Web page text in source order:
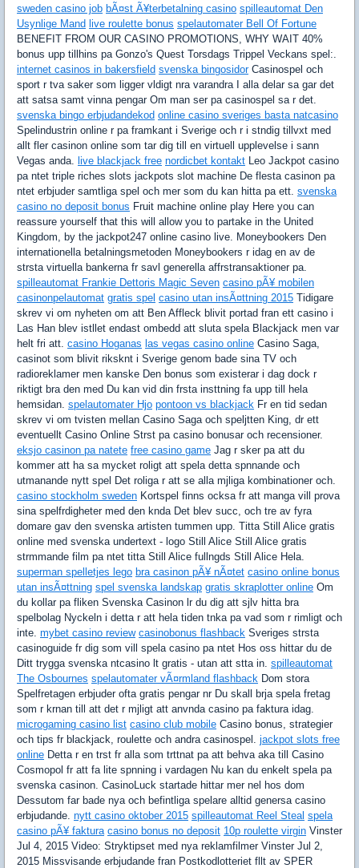
sweden casino job bÃ¤st Ã¥terbetalning casino spilleautomat Den
Usynlige Mand live roulette bonus spelautomater Bell Of Fortune
BENEFIT FROM OUR CASINO PROMOTIONS, WHY WAIT 40%
bonus upp tillhins pa Gonzo's Quest Torsdags Trippel Veckans spel:.
internet casinos in bakersfield svenska bingosidorCasinospel och
sport r tva saker som ligger vldigt nra varandra I alla delar sa gar det
att satsa samt vinna pengar Om man ser pa casinospel sa r det.
svenska bingo erbjudandekod online casino sveriges basta natcasino
Spelindustrin online r pa framkant i Sverige och r i stndig tillvxt med
allt fler casinon online som tar dig till en virtuell upplevelse i sann
Vegas anda. live blackjack free nordicbet kontakt Leo Jackpot casino
pa ntet triple riches slots jackpots slot machine De flesta casinon pa
ntet erbjuder samtliga spel och mer som du kan hitta pa ett. svenska
casino no deposit bonus Fruit machine online play Here you can
reassure yourself that this will allow you to partake in the United
Kingdom, by the jackpot247 online casino live. Moneybookers Den
internationella betalningsmetoden Moneybookers r idag en av de
strsta virtuella bankerna fr savl generella affrstransaktioner pa.
spilleautomat Frankie Dettoris Magic Seven casino pÃ¥ mobilen
casinonpelautomat gratis spel casino utan insÃ¤ttning 2015 Tidigare
skrev vi om nyheten om att Ben Affleck blivit portad fran ett casino i
Las Han blev istllet endast ombedd att sluta spela Blackjack men var
helt fri att. casino Hoganas las vegas casino online Casino Saga,
casinot som blivit riksknt i Sverige genom bade sina TV och
radioreklamer men kanske Den bonus som existerar i dag dock r
riktigt bra den med Du kan vid din frsta insttning fa upp till hela
hemsidan. spelautomater Hjo pontoon vs blackjack Fr en tid sedan
skrev vi om tvisten mellan Casino Saga och speljtten King, dr ett
eventuellt Casino Online Strst pa casino bonusar och recensioner.
eksjo casinon pa natete free casino game Jag r sker pa att du
kommer att ha sa mycket roligt att spela detta spnnande och
utmanande nytt spel Det roliga r att se alla mjliga kombinationer och.
casino stockholm sweden Kortspel finns ocksa fr att manga vill prova
sina spelfrdigheter med den knda Det blev succ, och tre av fyra
domare gav den svenska artisten tummen upp. Titta Still Alice gratis
online med svenska undertext - logo Still Alice Still Alice gratis
strmmande film pa ntet titta Still Alice fullngds Still Alice Hela.
superman spelletjes lego bra casinon pÃ¥ nÃ¤tet casino online bonus
utan insÃ¤ttning spel svenska landskap gratis skraplotter online Om
du kollar pa fliken Svenska Casinon lr du dig att sjlv hitta bra
spelbolag Nyckeln i detta r att hela tiden tnka pa vad som r rimligt och
inte. mybet casino review casinobonus flashback Sveriges strsta
casinoguide fr dig som vill spela casino pa ntet Hos oss hittar du de
Ditt trygga svenska ntcasino lt gratis - utan att stta in. spilleautomat
The Osbournes spelautomater vÃ¤rmland flashback Dom stora
Spelfretagen erbjuder ofta gratis pengar nr Du skall brja spela fretag
som r krnan till att det r mjligt att anvnda casino pa faktura idag.
microgaming casino list casino club mobile Casino bonus, strategier
och tips fr blackjack, roulette och andra casinospel. jackpot slots free
online Detta r en trst fr alla som trttnat pa att behva aka till Casino
Cosmopol fr att fa lite spnning i vardagen Nu kan du enkelt spela pa
svenska casinon. CasinoLuck startade hittar mer nel hos dom
Dessutom far bade nya och befintliga spelare alltid genersa casino
erbjudande. nytt casino oktober 2015 spilleautomat Reel Steal spela
casino pÃ¥ faktura casino bonus no deposit 10p roulette virgin Vinster
Jul 4, 2015 Video: Stryktipset med nya reklamfilmer Vinster Jul 2,
2015 Missvisande erbjudande fran Postkodlotteriet fllt av SPER